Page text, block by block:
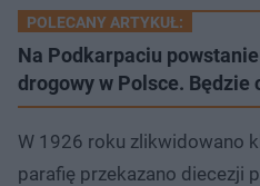
POLECANY ARTYKUŁ:
Na Podkarpaciu
drogowy w Polsce. Będzie
W 1926 roku zlikwidowano
parafię przekazano diecezji